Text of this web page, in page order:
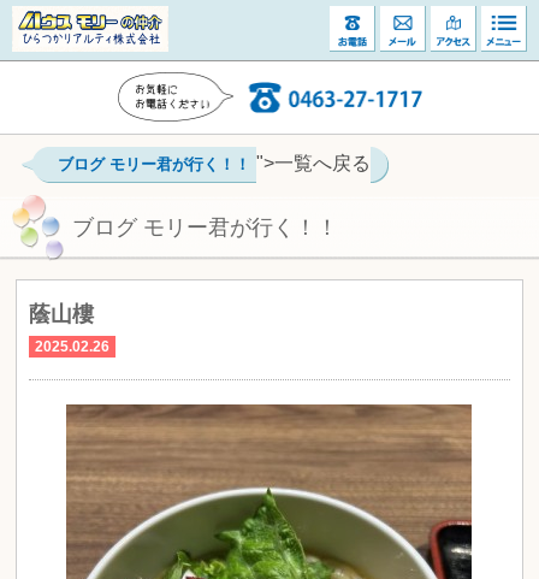
ブログ モリー君が行く！！ ">一覧へ戻る
ブログ モリー君が行く！！
蔭山樓
2025.02.26